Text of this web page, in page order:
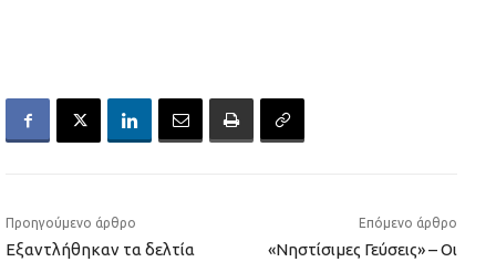
Προηγούμενο άρθρο
Εξαντλήθηκαν τα δελτία
Επόμενο άρθρο
«Νηστίσιμες Γεύσεις» – Οι